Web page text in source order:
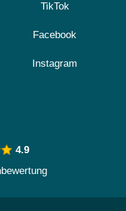
TikTok
Facebook
Instagram
4.9